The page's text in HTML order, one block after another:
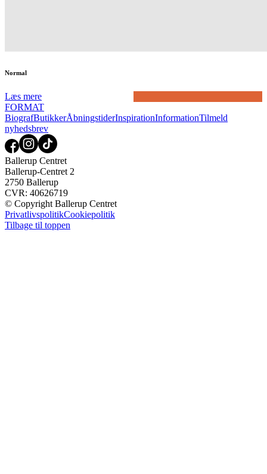
Normal
Læs mere
FORMAT
BiografButikkerÅbningstiderInspirationInformationTilmeld
nyhedsbrev
Ballerup Centret
Ballerup-Centret 2
2750 Ballerup
CVR: 40626719
© Copyright Ballerup Centret
PrivatlivspolitikCookiepolitik
Tilbage til toppen